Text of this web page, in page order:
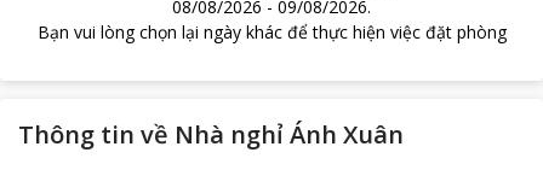
08/08/2026 - 09/08/2026.
Bạn vui lòng chọn lại ngày khác để thực hiện việc đặt phòng
Thông tin về Nhà nghỉ Ánh Xuân